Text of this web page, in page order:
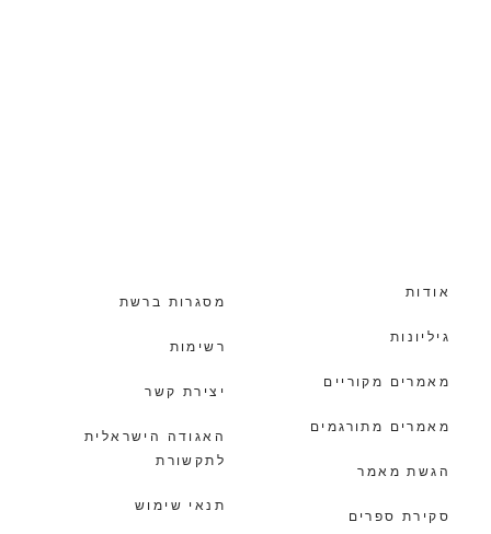
אודות
גיליונות
מאמרים מקוריים
מאמרים מתורגמים
הגשת מאמר
סקירת ספרים
מסגרות ברשת
רשימות
יצירת קשר
האגודה הישראלית
לתקשורת
תנאי שימוש